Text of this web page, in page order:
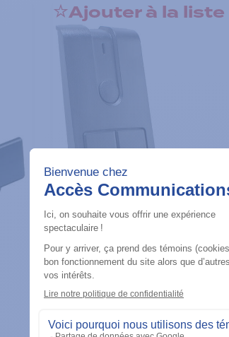
Ajouter à la liste